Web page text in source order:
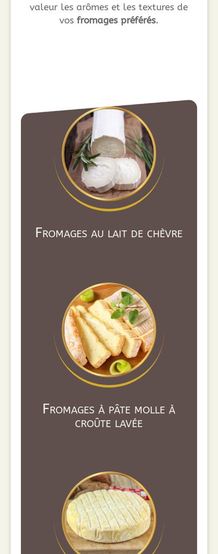
valeur les arômes et les textures de
vos fromages préférés.
Fromages au lait de chèvre
Fromages à pâte molle à
croûte lavée